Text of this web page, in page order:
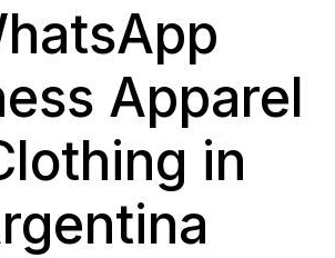
Apparel
in